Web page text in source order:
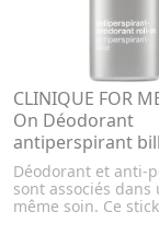
CLINIQUE FOR
On Déodorant
antiperspirant
Déodorant et anti-
sont associés dans
même soin. Ce